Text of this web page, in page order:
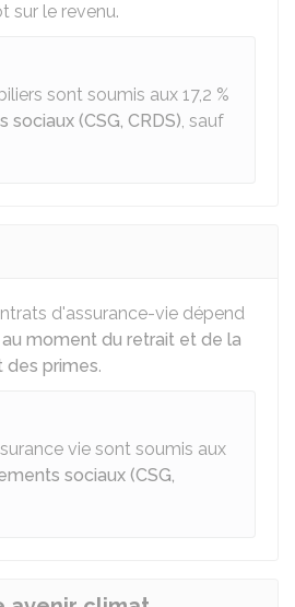
sur le revenu.
sont soumis aux 17,2 %
(CSG, CRDS), sauf
d'assurance-vie dépend
moment du retrait et de la
des primes.
vie sont soumis aux
sociaux (CSG,